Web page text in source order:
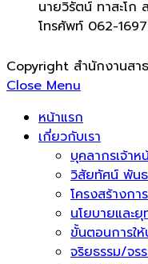
นายวิรัตน์ ทาสะโก
โทรศัพท์ 062-
Copyright สำนักงานสา
Close Menu
หน้าแรก
เกี่ยวกับเรา
บุคลากรเจ้าห
วิสัยทัศน์ พัน
โครงสร้างกา
นโยบายและ
ขั้นตอนการให้
จริยธรรม/จร